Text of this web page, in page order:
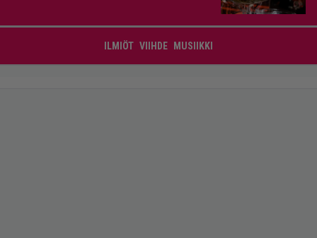
ILMIÖT VIIHDE MUSIIKKI